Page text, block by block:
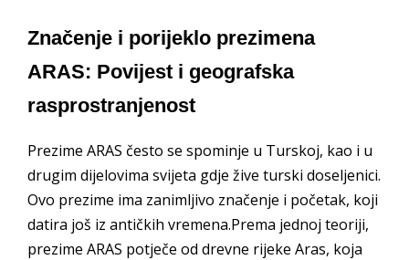
Značenje i porijeklo prezimena
ARAS: Povijest i geografska
rasprostranjenost
Prezime ARAS često se spominje u Turskoj, kao i u
drugim dijelovima svijeta gdje žive turski doseljenici.
Ovo prezime ima zanimljivo značenje i početak, koji
datira još iz antičkih vremena.Prema jednoj teoriji,
prezime ARAS potječe od drevne rijeke Aras, koja